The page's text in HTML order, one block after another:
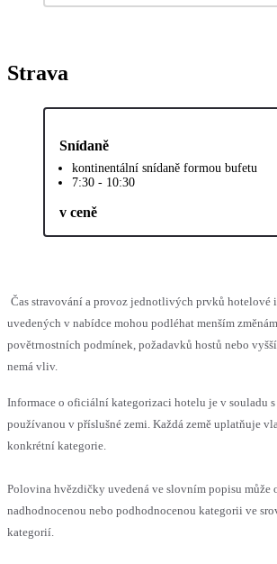
Strava
Snídaně
kontinentální snídaně formou bufetu
7:30 - 10:30
v ceně
Čas stravování a provoz jednotlivých prvků hotelové
uvedených v nabídce mohou podléhat menším
povětrnostních podmínek, požadavků hostů nebo
nemá vliv.
Informace o oficiální kategorizaci hotelu je v souladu
používanou v příslušné zemi. Každá země uplatňuje
konkrétní kategorie.
Polovina hvězdičky uvedená ve slovním popisu může
nadhodnocenou nebo podhodnocenou kategorii ve
kategorií.